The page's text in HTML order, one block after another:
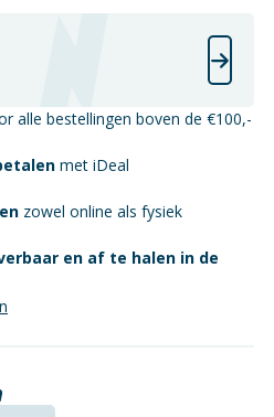
alle bestellingen boven de €100,-
met iDeal
zowel online als fysiek
en af te halen in de